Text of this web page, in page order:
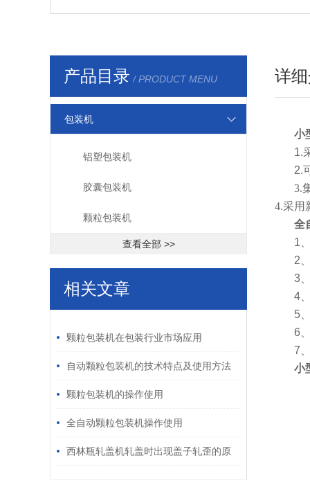
产品目录 / PRODUCT MENU
包装机
铝塑包装机
胶囊包装机
颗粒包装机
查看全部 >>
相关文章
颗粒包装机在包装行业市场应用
自动颗粒包装机的技术特点及使用方法
颗粒包装机的操作使用
全自动颗粒包装机操作使用
西林瓶轧盖机轧盖时出现盖子轧歪的原
详
小
1.
2.
3.
4.采用
全
1
2
3
4
5
6
7
小